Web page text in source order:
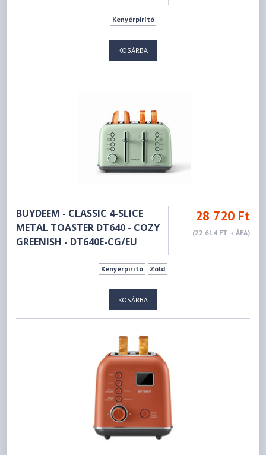
Kenyérpirító
KOSÁRBA
BUYDEEM - CLASSIC 4-SLICE
METAL TOASTER DT640 - COZY
GREENISH - DT640E-CG/EU
28 720 Ft
(22 614 FT + ÁFA)
Kenyérpirító Zöld
KOSÁRBA